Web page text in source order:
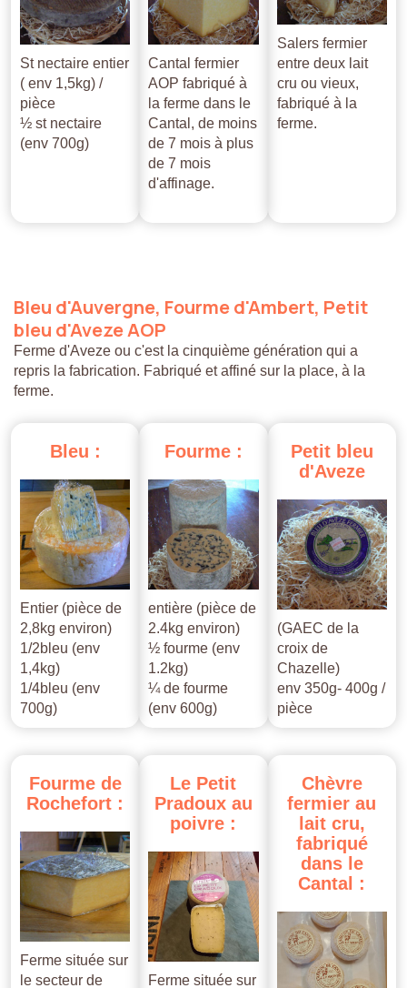
St nectaire entier
( env 1,5kg) /
pièce
½ st nectaire
(env 700g)
Cantal fermier
AOP fabriqué à
la ferme dans le
Cantal, de moins
de 7 mois à plus
de 7 mois
d'affinage.
Salers fermier
entre deux lait
cru ou vieux,
fabriqué à la
ferme.
Bleu d'Auvergne, Fourmed'Ambert, Petit
bleu d'AvezeAOP
Ferme d'Aveze ou c'est la cinquième génération qui a
repris la fabrication. Fabriqué et affiné sur la place, à la
ferme.
Bleu :
Entier (pièce de
2,8kg environ)
1/2bleu (env
1,4kg)
1/4bleu (env
700g)
Fourme :
entière (pièce de
2.4kg environ)
½ fourme (env
1.2kg)
¼ de fourme
(env 600g)
Petit bleu
d'Aveze
(GAEC de la
croix de
Chazelle)
env 350g- 400g /
pièce
Fourme de
Rochefort :
Ferme située sur
le secteur de
Le Petit
Pradoux au
poivre :
Ferme située sur
Chèvre
fermier au
lait cru,
fabriqué
dans le
Cantal :